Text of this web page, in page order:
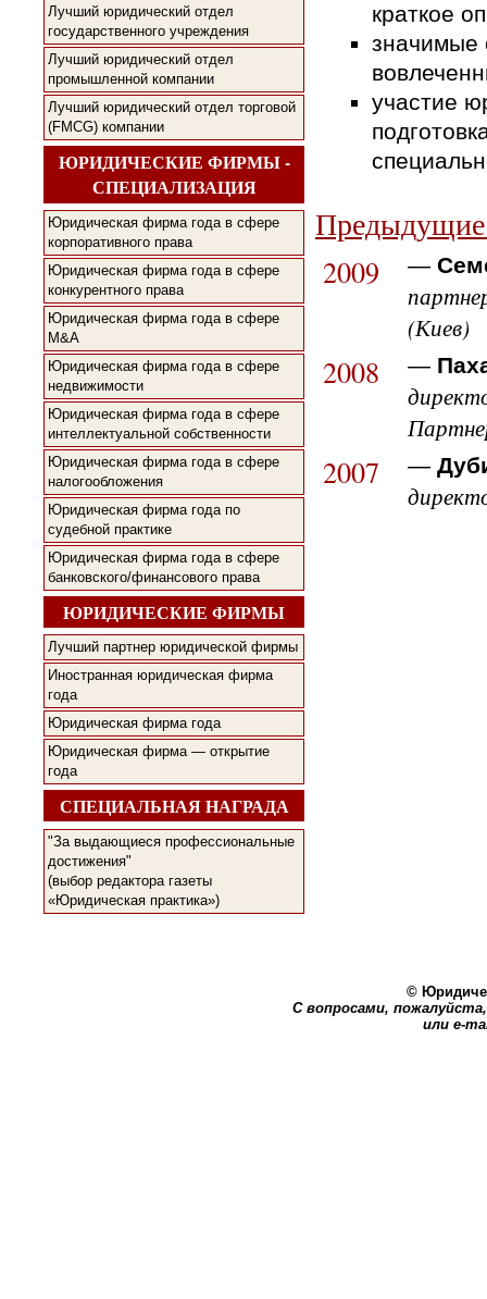
Лучший юридический отдел
государственного учреждения
Лучший юридический отдел
промышленной компании
Лучший юридический отдел торговой
(FMCG) компании
ЮРИДИЧЕСКИЕ ФИРМЫ -
СПЕЦИАЛИЗАЦИЯ
Юридическая фирма года в сфере
корпоративного права
Юридическая фирма года в сфере
конкурентного права
Юридическая фирма года в сфере
M&A
Юридическая фирма года в сфере
недвижимости
Юридическая фирма года в сфере
интеллектуальной собственности
Юридическая фирма года в сфере
налогообложения
Юридическая фирма года по
судебной практике
Юридическая фирма года в сфере
банковского/финансового права
ЮРИДИЧЕСКИЕ ФИРМЫ
Лучший партнер юридической фирмы
Иностранная юридическая фирма
года
Юридическая фирма года
Юридическая фирма — открытие
года
СПЕЦИАЛЬНАЯ НАГРАДА
"За выдающиеся профессиональные
достижения"
(выбор редактора газеты
«Юридическая практика»)
краткое
значимые
участие
Предыдущие
2009 —
(Киев)
2008 —
2007 —
©
С вопросами,
или e-